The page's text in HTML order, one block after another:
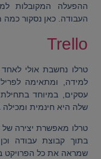
ההפעלה המקובלות
העבודה. כאן נסקור כמה
Trello
טרלו נחשבת אולי
למידה, ומתאימה
עסקים, במיוחד
שלה היא חינמית
בתוך קבוצת עבודה
שמראה את כל הפרויקט